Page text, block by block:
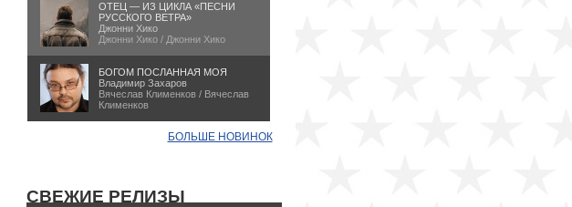
ОТЕЦ — ИЗ ЦИКЛА «ПЕСНИ
РУССКОГО ВЕТРА»
Джонни Хико
Джонни Хико / Джонни Хико
БОГОМ ПОСЛАННАЯ МОЯ
Владимир Захаров
Вячеслав Клименков / Вячеслав
Клименков
БОЛЬШЕ НОВИНОК
СВЕЖИЕ РЕЛИЗЫ